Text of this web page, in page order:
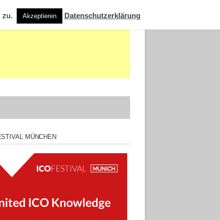
MÜNCHEN
zu. Akzeptieren Datenschutzerklärung